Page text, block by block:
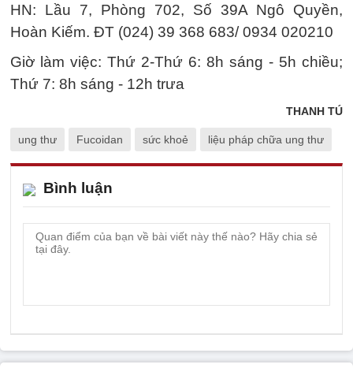
HN: Lầu 7, Phòng 702, Số 39A Ngô Quyền,
Hoàn Kiếm. ĐT (024) 39 368 683/ 0934 020210
Giờ làm việc: Thứ 2-Thứ 6: 8h sáng - 5h chiều;
Thứ 7: 8h sáng - 12h trưa
THANH TÚ
ung thư Fucoidan sức khoẻ liệu pháp chữa ung thư
Bình luận